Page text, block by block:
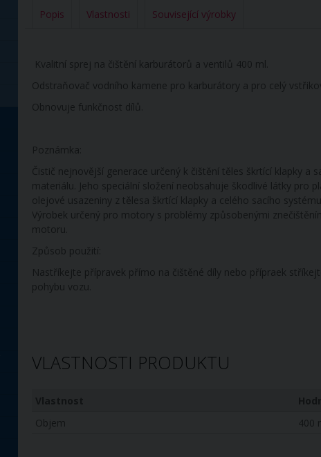
Popis Vlastnosti Související výrobky
Kvalitní sprej na čištění karburátorů a ventilů 400 ml.
Odstraňovač vodního kamene pro karburátory a pro celý
Obnovuje funkčnost dílů.
Poznámka:
Čistič nejnovější generace určený k čištění těles škrtící klapky a
materiálu. Jeho speciální složení neobsahuje škodlivé látky pro
olejové usazeniny z tělesa škrtící klapky a celého sacího
Výrobek určený pro motory s problémy způsobenými
motoru.
Způsob použití:
Nastříkejte přípravek přímo na čištěné díly nebo přípraek
pohybu vozu.
VLASTNOSTI PRODUKTU
Objem
400